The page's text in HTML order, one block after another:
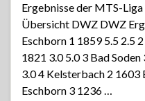
Ergebnisse der MTS-
Übersicht DWZ DWZ
Eschborn 1 1859 5.5 2.5
1821 3.0 5.0 3 Bad
3.0 4 Kelsterbach 2 1603
Eschborn 3 1236 …